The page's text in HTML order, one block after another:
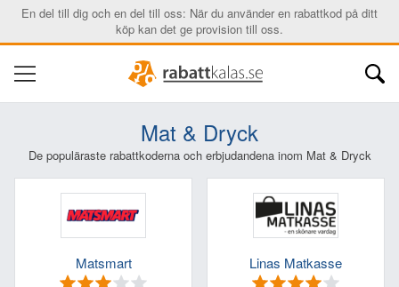
En del till dig och en del till oss: När du använder en rabattkod på ditt
köp kan det ge provision till oss.
Mat & Dryck
De populäraste rabattkoderna och erbjudandena inom Mat & Dryck
Matsmart Linas Matkasse